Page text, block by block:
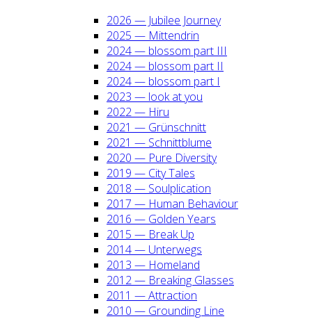
2026 — Jubi­lee Jour­ney
2025 — Mit­ten­drin
2024 — blos­som part III
2024 — blos­som part II
2024 — blos­som part I
2023 — look at you
2022 — Hiru
2021 — Grün­schnitt
2021 — Schnitt­blu­me
2020 — Pure Diver­si­ty
2019 — City Tales
2018 — Soul­pli­ca­ti­on
2017 — Human Beha­viour
2016 — Gol­den Years
2015 — Break Up
2014 — Unter­wegs
2013 — Home­land
2012 — Brea­king Glas­ses
2011 — Attrac­tion
2010 — Groun­ding Line